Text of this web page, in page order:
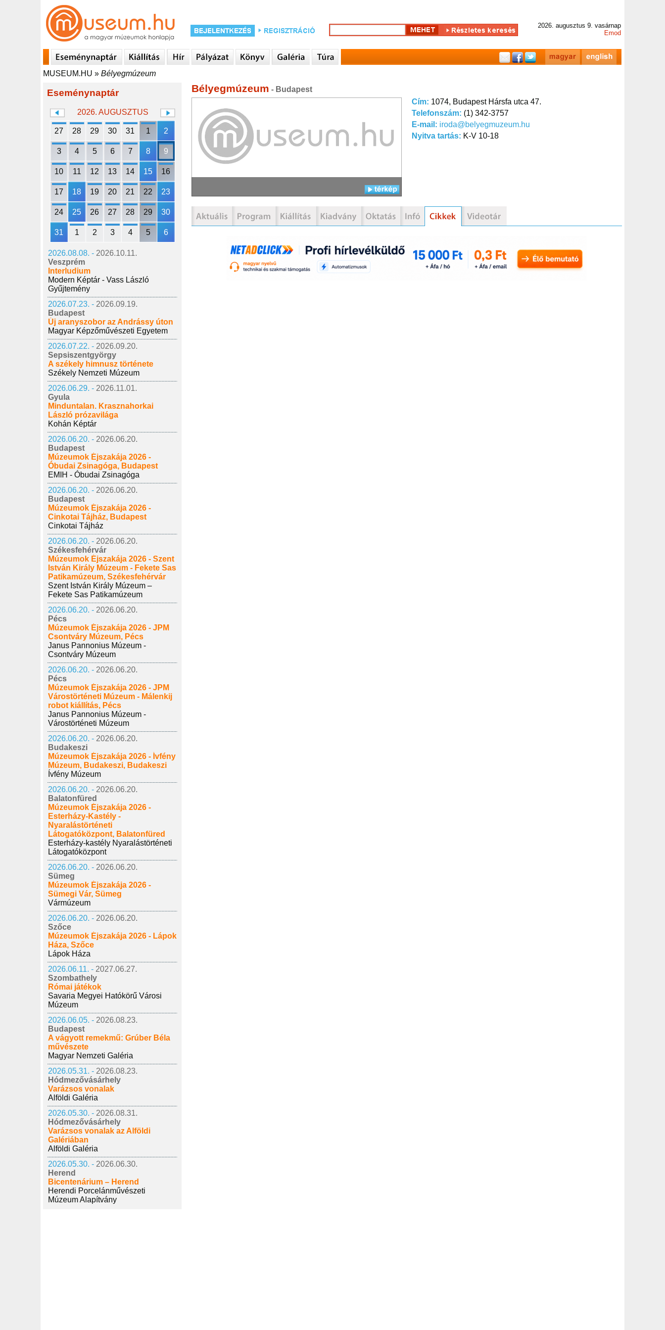
2026. augusztus 9. vasárnap
Emod
MUSEUM.HU » Bélyegmúzeum
Eseménynaptár
2026. AUGUSZTUS
27 28 29 30 31 1 2
3 4 5 6 7 8 9
10 11 12 13 14 15 16
17 18 19 20 21 22 23
24 25 26 27 28 29 30
31 1 2 3 4 5 6
2026.08.08. - 2026.10.11.
Veszprém
Interludium
Modern Képtár - Vass László
Gyűjtemény
2026.07.23. - 2026.09.19.
Budapest
Új aranyszobor az Andrássy úton
Magyar Képzőművészeti Egyetem
2026.07.22. - 2026.09.20.
Sepsiszentgyörgy
A székely himnusz története
Székely Nemzeti Múzeum
2026.06.29. - 2026.11.01.
Gyula
Minduntalan. Krasznahorkai
László prózavilága
Kohán Képtár
2026.06.20. - 2026.06.20.
Budapest
Múzeumok Éjszakája 2026 -
Óbudai Zsinagóga, Budapest
EMIH - Óbudai Zsinagóga
2026.06.20. - 2026.06.20.
Budapest
Múzeumok Éjszakája 2026 -
Cinkotai Tájház, Budapest
Cinkotai Tájház
2026.06.20. - 2026.06.20.
Székesfehérvár
Múzeumok Éjszakája 2026 - Szent
István Király Múzeum - Fekete Sas
Patikamúzeum, Székesfehérvár
Szent István Király Múzeum –
Fekete Sas Patikamúzeum
2026.06.20. - 2026.06.20.
Pécs
Múzeumok Éjszakája 2026 - JPM
Csontváry Múzeum, Pécs
Janus Pannonius Múzeum -
Csontváry Múzeum
2026.06.20. - 2026.06.20.
Pécs
Múzeumok Éjszakája 2026 - JPM
Várostörténeti Múzeum - Málenkij
robot kiállítás, Pécs
Janus Pannonius Múzeum -
Várostörténeti Múzeum
2026.06.20. - 2026.06.20.
Budakeszi
Múzeumok Éjszakája 2026 - Ívfény
Múzeum, Budakeszi, Budakeszi
Ívfény Múzeum
2026.06.20. - 2026.06.20.
Balatonfüred
Múzeumok Éjszakája 2026 -
Esterházy-Kastély -
Nyaralástörténeti
Látogatóközpont, Balatonfüred
Esterházy-kastély Nyaralástörténeti
Látogatóközpont
2026.06.20. - 2026.06.20.
Sümeg
Múzeumok Éjszakája 2026 -
Sümegi Vár, Sümeg
Vármúzeum
2026.06.20. - 2026.06.20.
Szőce
Múzeumok Éjszakája 2026 - Lápok
Háza, Szőce
Lápok Háza
2026.06.11. - 2027.06.27.
Szombathely
Római játékok
Savaria Megyei Hatókörű Városi
Múzeum
2026.06.05. - 2026.08.23.
Budapest
A vágyott remekmű: Grúber Béla
művészete
Magyar Nemzeti Galéria
2026.05.31. - 2026.08.23.
Hódmezővásárhely
Varázsos vonalak
Alföldi Galéria
2026.05.30. - 2026.08.31.
Hódmezővásárhely
Varázsos vonalak az Alföldi
Galériában
Alföldi Galéria
2026.05.30. - 2026.06.30.
Herend
Bicentenárium – Herend
Herendi Porcelánművészeti
Múzeum Alapítvány
Bélyegmúzeum - Budapest
Cím: 1074, Budapest Hársfa utca 47.
Telefonszám: (1) 342-3757
E-mail: iroda@belyegmuzeum.hu
Nyitva tartás: K-V 10-18